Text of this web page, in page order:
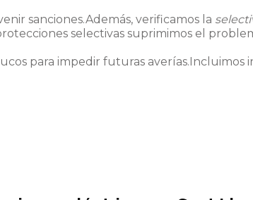
sanciones.Además, verificamos la
selectivas suprimimos el
para impedir futuras averías.Incluimos